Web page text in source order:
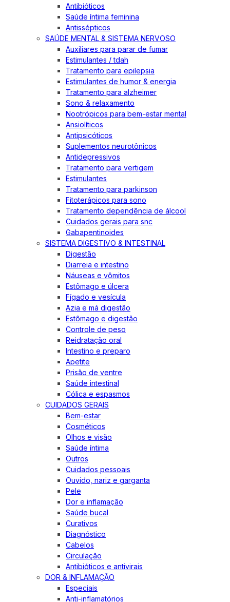
Antibióticos
Saúde íntima feminina
Antissépticos
SAÚDE MENTAL & SISTEMA NERVOSO
Auxiliares para parar de fumar
Estimulantes / tdah
Tratamento para epilepsia
Estimulantes de humor & energia
Tratamento para alzheimer
Sono & relaxamento
Nootrópicos para bem-estar mental
Ansiolíticos
Antipsicóticos
Suplementos neurotônicos
Antidepressivos
Tratamento para vertigem
Estimulantes
Tratamento para parkinson
Fitoterápicos para sono
Tratamento dependência de álcool
Cuidados gerais para snc
Gabapentinoides
SISTEMA DIGESTIVO & INTESTINAL
Digestão
Diarreia e intestino
Náuseas e vômitos
Estômago e úlcera
Fígado e vesícula
Azia e má digestão
Estômago e digestão
Controle de peso
Reidratação oral
Intestino e preparo
Apetite
Prisão de ventre
Saúde intestinal
Cólica e espasmos
CUIDADOS GERAIS
Bem-estar
Cosméticos
Olhos e visão
Saúde íntima
Outros
Cuidados pessoais
Ouvido, nariz e garganta
Pele
Dor e inflamação
Saúde bucal
Curativos
Diagnóstico
Cabelos
Circulação
Antibióticos e antivirais
DOR & INFLAMAÇÃO
Especiais
Anti-inflamatórios